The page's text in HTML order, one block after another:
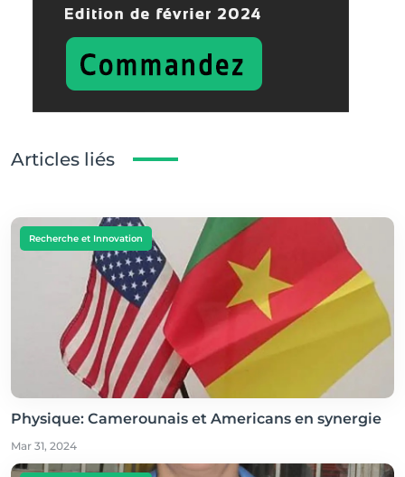
Articles liés
Recherche et Innovation
Physique: Camerounais et Americans en synergie
Mar 31, 2024